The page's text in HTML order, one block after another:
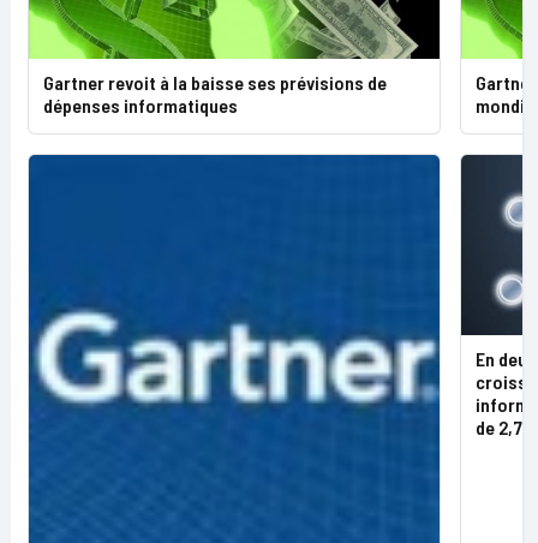
Gartner revoit à la baisse ses prévisions de
dépenses informatiques
En
de 2,7%